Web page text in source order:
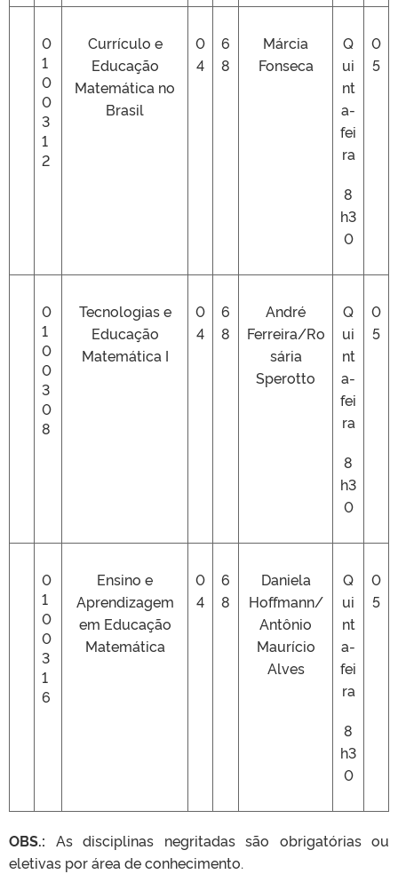
0
1
0
0
3
1
2
Currículo e
Educação
Matemática no
Brasil
0
4
6
8
Márcia
Fonseca
Q
ui
nt
a-
fei
ra
8
h3
0
0
5
0
1
0
0
3
0
8
Tecnologias e
Educação
Matemática I
0
4
6
8
André
Ferreira/Ro
sária
Sperotto
Q
ui
nt
a-
fei
ra
8
h3
0
0
5
0
1
0
0
3
1
6
Ensino e
Aprendizagem
em Educação
Matemática
0
4
6
8
Daniela
Hoffmann/
Antônio
Maurício
Alves
Q
ui
nt
a-
fei
ra
8
h3
0
0
5
OBS.: As disciplinas negritadas são obrigatórias ou
eletivas por área de conhecimento.